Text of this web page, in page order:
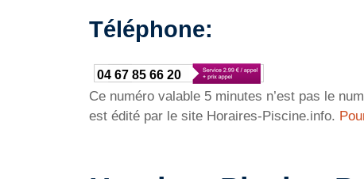
Téléphone:
04 67 85 66 20
Ce numéro valable 5 minutes n’est pas le
est édité par le site Horaires-Piscine.info.